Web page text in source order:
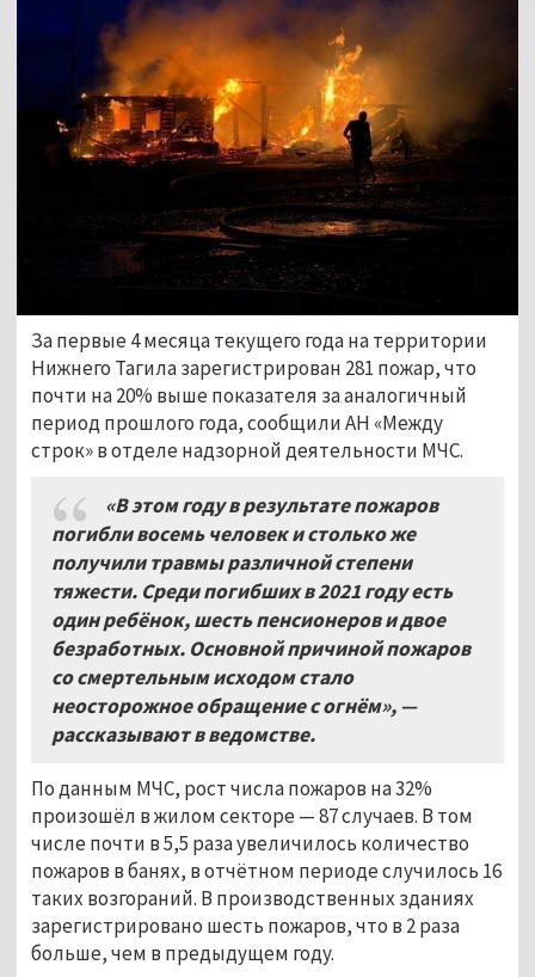
За первые 4 месяца текущего года на территории
Нижнего Тагила зарегистрирован 281 пожар, что
почти на 20% выше показателя за аналогичный
период прошлого года, сообщили АН «Между
строк» в отделе надзорной деятельности МЧС.
«В этом году в результате пожаров
погибли восемь человек и столько же
получили травмы различной степени
тяжести. Среди погибших в 2021 году есть
один ребёнок, шесть пенсионеров и двое
безработных. Основной причиной пожаров
со смертельным исходом стало
неосторожное обращение с огнём», —
рассказывают в ведомстве.
По данным МЧС, рост числа пожаров на 32%
произошёл в жилом секторе — 87 случаев. В том
числе почти в 5,5 раза увеличилось количество
пожаров в банях, в отчётном периоде случилось 16
таких возгораний. В производственных зданиях
зарегистрировано шесть пожаров, что в 2 раза
больше, чем в предыдущем году.